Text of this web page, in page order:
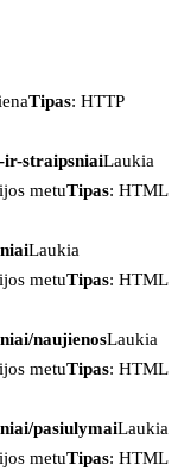
Tipas: HTTP
ir-straipsniaiLaukia
metuTipas: HTML
Laukia
metuTipas: HTML
naujienosLaukia
metuTipas: HTML
pasiulymaiLaukia
metuTipas: HTML